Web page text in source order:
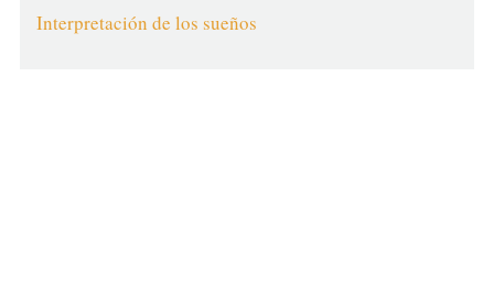
Interpretación de los sueños